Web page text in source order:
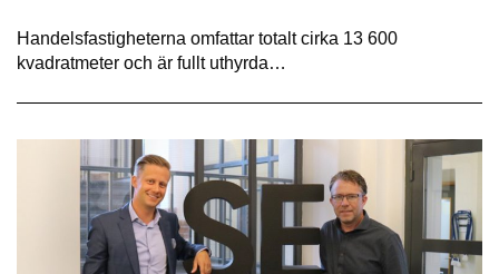
Handelsfastigheterna omfattar totalt cirka 13 600
kvadratmeter och är fullt uthyrda…